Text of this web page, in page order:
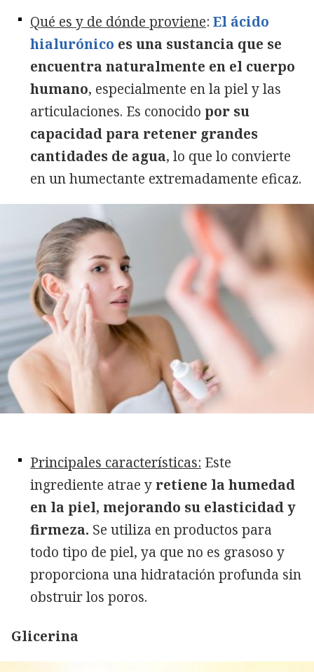
Qué es y de dónde proviene: El ácido
hialurónico es una sustancia que se
encuentra naturalmente en el cuerpo
humano, especialmente en la piel y las
articulaciones. Es conocido por su
capacidad para retener grandes
cantidades de agua, lo que lo convierte
en un humectante extremadamente eficaz.
Principales características: Este
ingrediente atrae y retiene la humedad
en la piel, mejorando su elasticidad y
firmeza. Se utiliza en productos para
todo tipo de piel, ya que no es grasoso y
proporciona una hidratación profunda sin
obstruir los poros.
Glicerina